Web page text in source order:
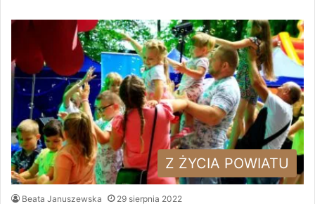
Z ŻYCIA POWIATU
Beata Januszewska 29 sierpnia 2022